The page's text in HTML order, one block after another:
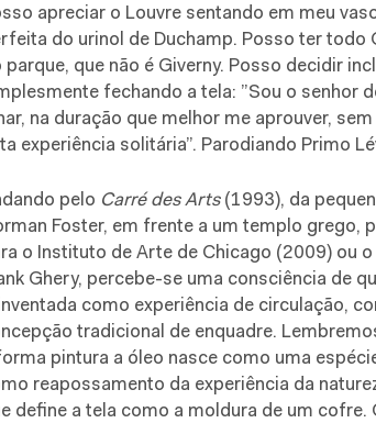
apreciar o Louvre sentando em meu
do urinol de Duchamp. Posso ter todo
parque, que não é Giverny. Posso decidir
fechando a tela: ”Sou o senhor
na duração que melhor me aprouver,
experiência solitária”. Parodiando Primo
pelo Carré des Arts(1993), da
Foster, em frente a um templo grego,
o Instituto de Arte de Chicago (2009) ou
Ghery, percebe-se uma consciência de
como experiência de circulação,
tradicional de enquadre.
pintura a óleo nasce como uma
reapossamento da experiência da
define a tela como a moldura de um